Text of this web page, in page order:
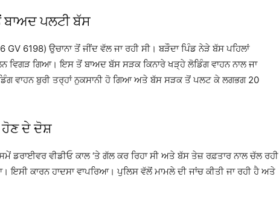
ਬਾਅਦ ਪਲਟੀ ਬੱਸ
GV 6198) ਉਚਾਨਾ ਤੋਂ ਜੀਂਦ ਵੱਲ ਜਾ ਰਹੀ ਸੀ। ਬੜੌਦਾ ਪਿੰਡ ਨੇੜੇ ਬੱਸ ਪਹਿਲਾਂ
ਵਿਗੜ ਗਿਆ। ਇਸ ਤੋਂ ਬਾਅਦ ਬੱਸ ਸੜਕ ਕਿਨਾਰੇ ਖੜ੍ਹੇ ਲੋਡਿੰਗ ਵਾਹਨ ਨਾਲ ਜਾ
ਵਾਹਨ ਬੁਰੀ ਤਰ੍ਹਾਂ ਨੁਕਸਾਨੀ ਹੋ ਗਿਆ ਅਤੇ ਬੱਸ ਸੜਕ ਤੋਂ ਪਲਟ ਕੇ ਲਗਭਗ 20
ਹੋਣ ਦੇ ਦੋਸ਼
ਡਰਾਈਵਰ ਵੀਡੀਓ ਕਾਲ ‘ਤੇ ਗੱਲ ਕਰ ਰਿਹਾ ਸੀ ਅਤੇ ਬੱਸ ਤੇਜ਼ ਰਫ਼ਤਾਰ ਨਾਲ ਚੱਲ ਰਹੀ
ਕਾਰਨ ਹਾਦਸਾ ਵਾਪਰਿਆ। ਪੁਲਿਸ ਵੱਲੋਂ ਮਾਮਲੇ ਦੀ ਜਾਂਚ ਕੀਤੀ ਜਾ ਰਹੀ ਹੈ ਅਤੇ